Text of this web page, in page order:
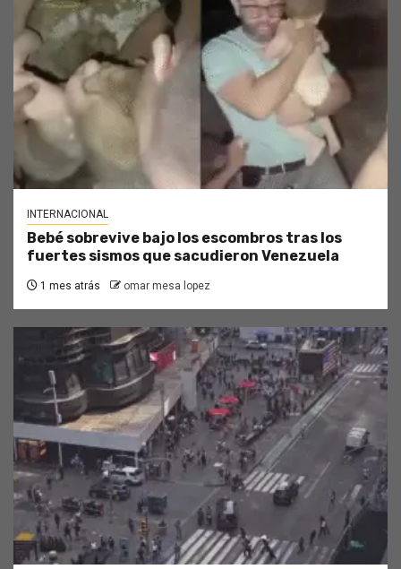
INTERNACIONAL
Bebé sobrevive bajo los escombros tras los
fuertes sismos que sacudieron Venezuela
1 mes atrás omar mesa lopez